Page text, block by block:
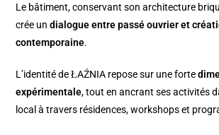
Le bâtiment, conservant son architecture
crée undialogue entre passé ouvrier et
contemporaine.
L’identité de ŁAŹNIA repose sur une forte
expérimentale, tout en ancrant ses activités
local à travers résidences, workshops et